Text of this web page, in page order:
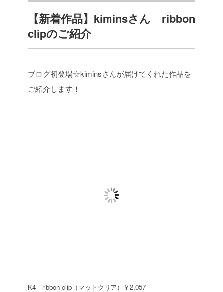
【新着作品】kiminsさん ribbon
clipのご紹介
ブログ初登場☆kiminsさんが届けてくれた作品を
ご紹介します！
K4 ribbon clip（マットクリア）￥2,057